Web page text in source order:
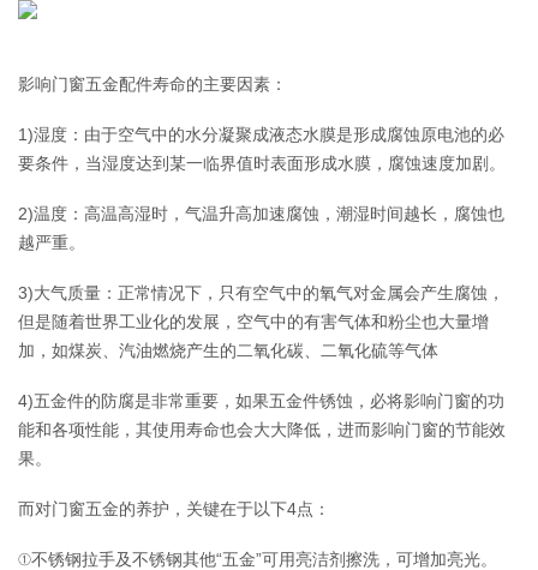
影响门窗五金配件寿命的主要因素：
1)湿度：由于空气中的水分凝聚成液态水膜是形成腐蚀原电池的必
要条件，当湿度达到某一临界值时表面形成水膜，腐蚀速度加剧。
2)温度：高温高湿时，气温升高加速腐蚀，潮湿时间越长，腐蚀也
越严重。
3)大气质量：正常情况下，只有空气中的氧气对金属会产生腐蚀，
但是随着世界工业化的发展，空气中的有害气体和粉尘也大量增
加，如煤炭、汽油燃烧产生的二氧化碳、二氧化硫等气体
4)五金件的防腐是非常重要，如果五金件锈蚀，必将影响门窗的功
能和各项性能，其使用寿命也会大大降低，进而影响门窗的节能效
果。
而对门窗五金的养护，关键在于以下4点：
①不锈钢拉手及不锈钢其他“五金”可用亮洁剂擦洗，可增加亮光。